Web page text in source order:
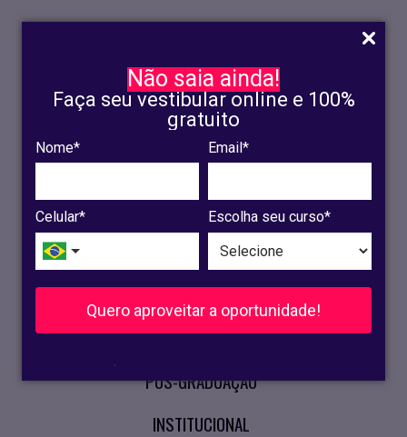
Não saia ainda!
Faça seu vestibular online e 100%
gratuito
Nome* Email*
Celular* Escolha seu curso*
Quero aproveitar a oportunidade!
.
INSCRIÇÃO
OLINDA
RECIFE
VESTIBULAR
CURSOS PRESENCIAIS
PÓS-GRADUAÇÃO
INSTITUCIONAL